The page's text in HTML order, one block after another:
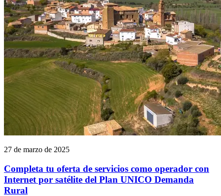
27 de marzo de 2025
Completa tu oferta de servicios como operador con
Internet por satélite del Plan UNICO Demanda
Rural